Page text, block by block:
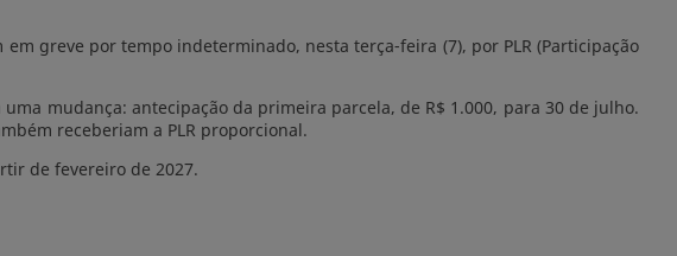
greve por tempo indeterminado, nesta terça-feira (7), por PLR (Participação
mudança: antecipação da primeira parcela, de R$ 1.000, para 30 de julho.
receberiam a PLR proporcional.
de fevereiro de 2027.